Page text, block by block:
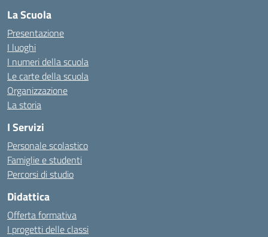
La Scuola
Presentazione
I luoghi
I numeri della scuola
Le carte della scuola
Organizzazione
La storia
I Servizi
Personale scolastico
Famiglie e studenti
Percorsi di studio
Didattica
Offerta formativa
I progetti delle classi